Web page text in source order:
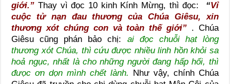
giới.” Thay vì đọc 10 kinh Kính Mừng, thì đọc: “Vỉ
cuộc tử nạn đau thương của Chúa Giêsu, xin
thương xót chúng con và toàn thế giới” . Chúa
Giêsu cũng phán bảo chị: ai đọc chuỗi hạt lòng
thương xót Chúa, thì cứu được nhiều linh hồn khỏi sa
hoả ngục, nhất là cho những người đang hấp hối, thì
đưọc ơn dọn mình chết lành.
Như vậy, chính Chúa